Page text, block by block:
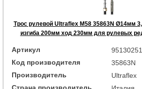
Трос рулевой Ultraflex M58 35863N Ø14мм
изгиба 200мм ход 230мм для рулевых
Артикул
Код производителя
35863N
Производитель
Ultraflex